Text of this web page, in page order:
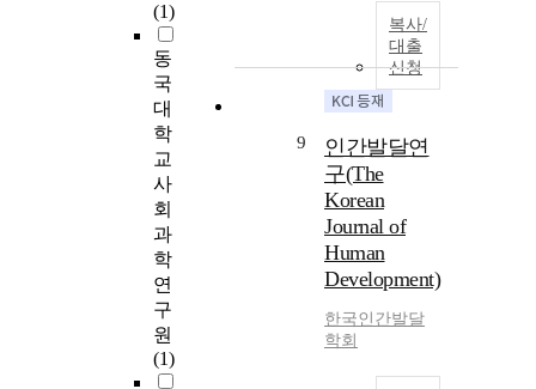
(1)
동
국
대
학
교
사
회
과
학
연
구
원
(1)
복사/
대출
신청
9
인간발달연
구(The
Korean
Journal of
Human
Development)
한국인간발달
학회